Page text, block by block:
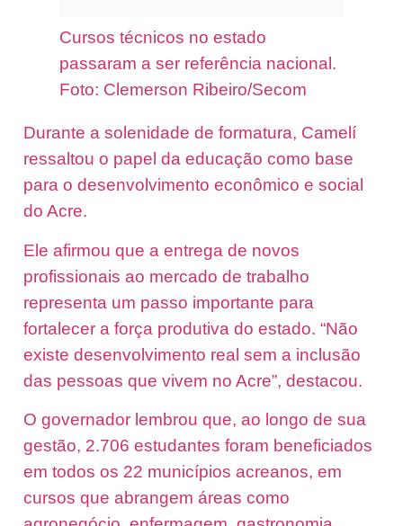
Cursos técnicos no estado
passaram a ser referência nacional.
Foto: Clemerson Ribeiro/Secom
Durante a solenidade de formatura, Camelí
ressaltou o papel da educação como base
para o desenvolvimento econômico e social
do Acre.
Ele afirmou que a entrega de novos
profissionais ao mercado de trabalho
representa um passo importante para
fortalecer a força produtiva do estado. “Não
existe desenvolvimento real sem a inclusão
das pessoas que vivem no Acre”, destacou.
O governador lembrou que, ao longo de sua
gestão, 2.706 estudantes foram beneficiados
em todos os 22 municípios acreanos, em
cursos que abrangem áreas como